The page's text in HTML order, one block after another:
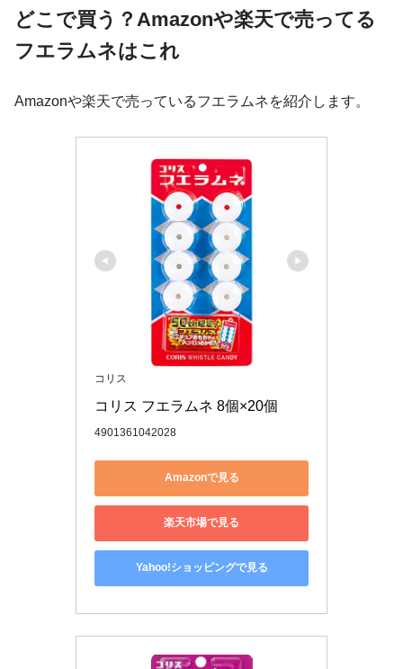
どこで買う？Amazonや楽天で売ってる
フエラムネはこれ
Amazonや楽天で売っているフエラムネを紹介します。
コリス
コリス フエラムネ 8個×20個
4901361042028
Amazonで見る
楽天市場で見る
Yahoo!ショッピングで見る